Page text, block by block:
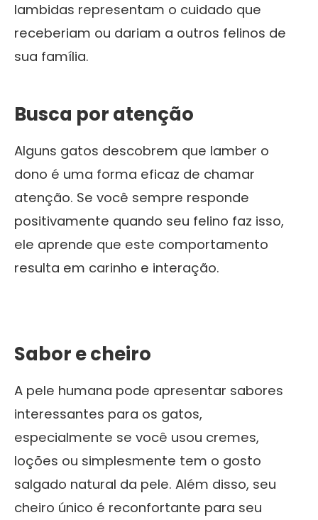
lambidas representam o cuidado que
receberiam ou dariam a outros felinos de
sua família.
Busca por atenção
Alguns gatos descobrem que lamber o
dono é uma forma eficaz de chamar
atenção. Se você sempre responde
positivamente quando seu felino faz isso,
ele aprende que este comportamento
resulta em carinho e interação.
Sabor e cheiro
A pele humana pode apresentar sabores
interessantes para os gatos,
especialmente se você usou cremes,
loções ou simplesmente tem o gosto
salgado natural da pele. Além disso, seu
cheiro único é reconfortante para seu